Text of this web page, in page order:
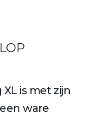
is met zijn
ware